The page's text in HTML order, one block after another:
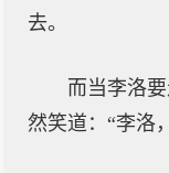
去。
而当李洛
然笑道：“李洛